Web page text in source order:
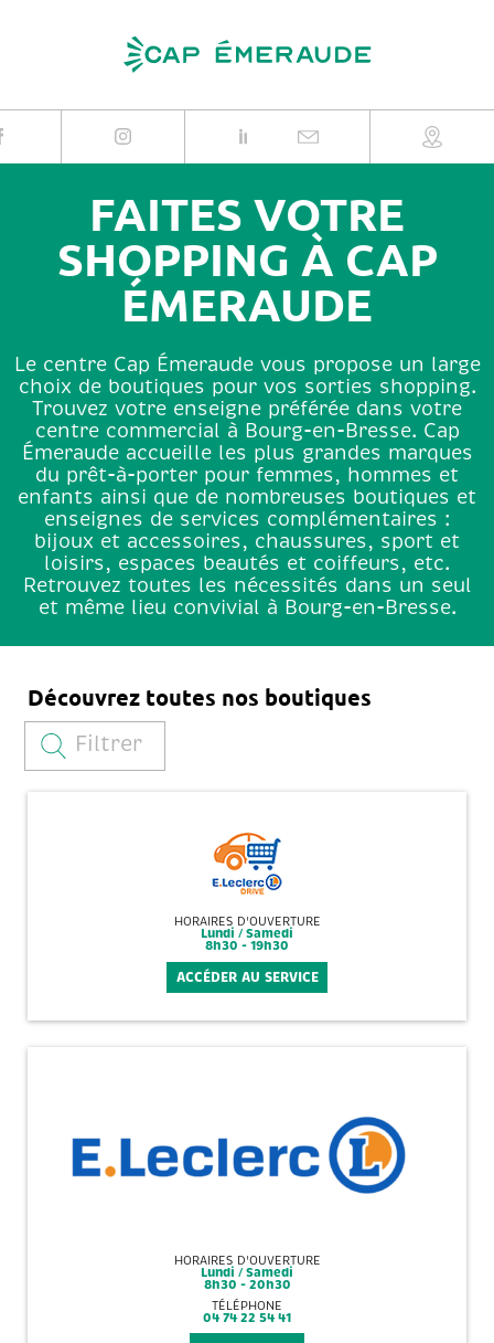
FAITES VOTRE
SHOPPING À CAP
ÉMERAUDE
Le centre Cap Émeraude vous propose un large
choix de boutiques pour vos sorties shopping.
Trouvez votre enseigne préférée dans votre
centre commercial à Bourg-en-Bresse. Cap
Émeraude accueille les plus grandes marques
du prêt-à-porter pour femmes, hommes et
enfants ainsi que de nombreuses boutiques et
enseignes de services complémentaires :
bijoux et accessoires, chaussures, sport et
loisirs, espaces beautés et coiffeurs, etc.
Retrouvez toutes les nécessités dans un seul
et même lieu convivial à Bourg-en-Bresse.
Découvrez toutes nos boutiques
Filtrer
HORAIRES D'OUVERTURE
Lundi / Samedi
8h30 - 19h30
ACCÉDER AU SERVICE
HORAIRES D'OUVERTURE
Lundi / Samedi
8h30 - 20h30
TÉLÉPHONE
04 74 22 54 41